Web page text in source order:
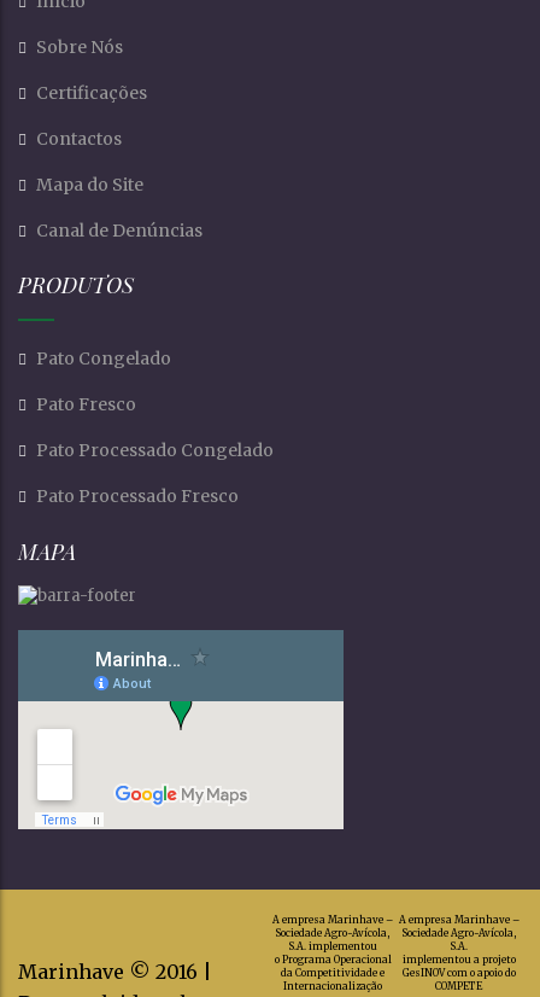
Sobre Nós
Certificações
Contactos
Mapa do Site
Canal de Denúncias
PRODUTOS
Pato Congelado
Pato Fresco
Pato Processado Congelado
Pato Processado Fresco
MAPA
Marinhave © 2016 |
A empresa Marinhave –
Sociedade Agro-Avícola,
S.A.
implementou a projeto
GesINOV com o apoio do
COMPETE
A empresa Marinhave –
Sociedade Agro-Avícola,
S.A. implementou
o Programa Operacional
da Competitividade e
Internacionalização